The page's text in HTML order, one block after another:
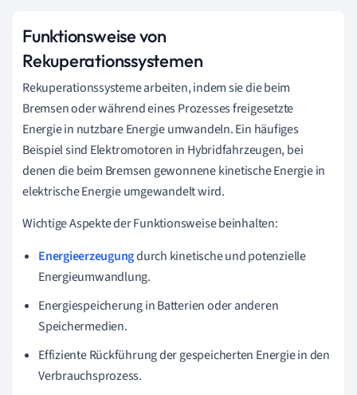
Funktionsweise von
Rekuperationssystemen
Rekuperationssysteme arbeiten, indem sie die beim
Bremsen oder während eines Prozesses freigesetzte
Energie in nutzbare Energie umwandeln. Ein häufiges
Beispiel sind Elektromotoren in Hybridfahrzeugen, bei
denen die beim Bremsen gewonnene kinetische Energie in
elektrische Energie umgewandelt wird.
Wichtige Aspekte der Funktionsweise beinhalten:
Energieerzeugungdurch kinetische und potenzielle
Energieumwandlung.
Energiespeicherung in Batterien oder anderen
Speichermedien.
Effiziente Rückführung der gespeicherten Energie in den
Verbrauchsprozess.